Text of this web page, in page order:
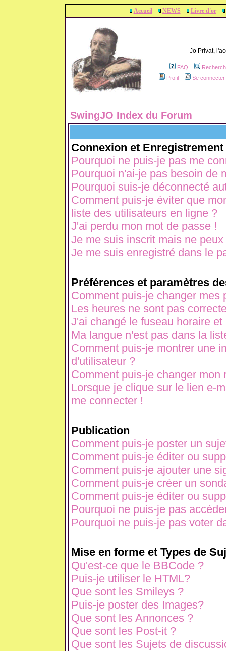
Accueil NEWS Livre d'or
Jo Privat,
FAQ
Profil
Se
SwingJO Index du Forum
Connexion et Enregistrement
Pourquoi ne puis-je pas me
Pourquoi n'ai-je pas besoin de
Pourquoi suis-je déconnecté
Comment puis-je éviter que
liste des utilisateurs en ligne ?
J'ai perdu mon mot de passe !
Je me suis inscrit mais ne
Je me suis enregistré dans le
Préférences et paramètres
Comment puis-je changer mes
Les heures ne sont pas
J'ai changé le fuseau horaire
Ma langue n'est pas dans la
Comment puis-je montrer une
d'utilisateur ?
Comment puis-je changer mon
Lorsque je clique sur le lien e-
me connecter !
Publication
Comment puis-je poster un
Comment puis-je éditer ou
Comment puis-je ajouter une
Comment puis-je créer un
Comment puis-je éditer ou
Pourquoi ne puis-je pas
Pourquoi ne puis-je pas voter
Mise en forme et Types de
Qu'est-ce que le BBCode ?
Puis-je utiliser le HTML?
Que sont les Smileys ?
Puis-je poster des Images?
Que sont les Annonces ?
Que sont les Post-it ?
Que sont les Sujets de